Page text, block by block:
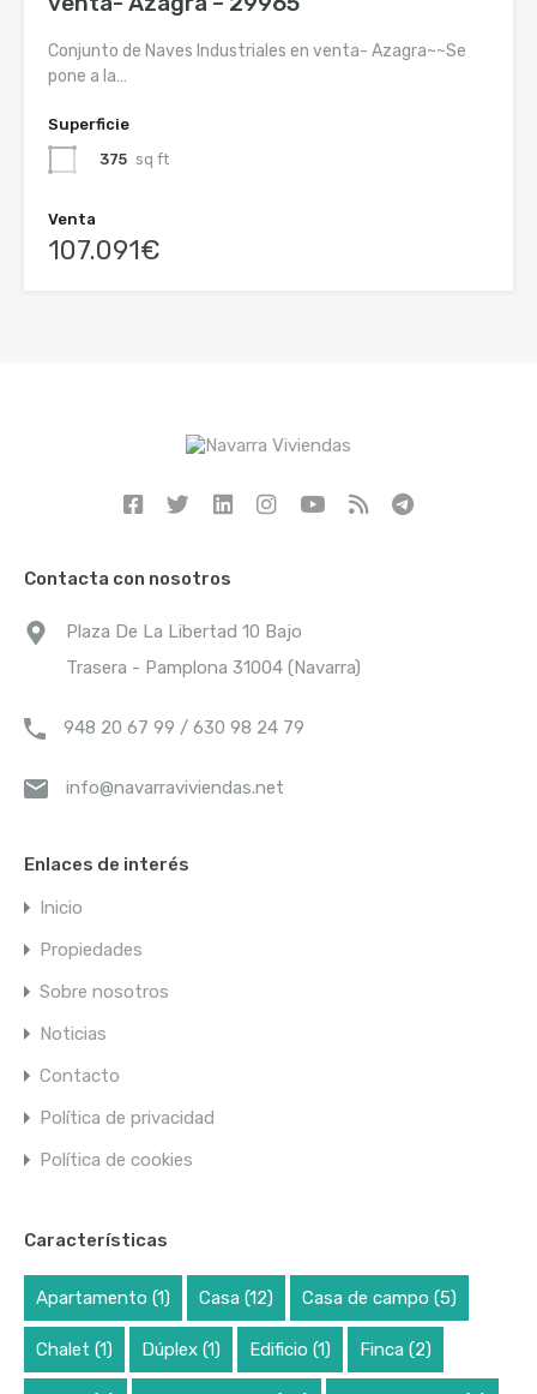
Conjunto de Naves Industriales en venta- Azagra~~Se
pone a la…
Superficie
375 sq ft
Venta
107.091€
Contacta con nosotros
Plaza De La Libertad 10 Bajo
Trasera - Pamplona 31004 (Navarra)
948 20 67 99 / 630 98 24 79
info@navarraviviendas.net
Enlaces de interés
Inicio
Propiedades
Sobre nosotros
Noticias
Contacto
Política de privacidad
Política de cookies
Características
Apartamento (1) Casa (12) Casa de campo (5)
Chalet (1) Dúplex (1) Edificio (1) Finca (2)